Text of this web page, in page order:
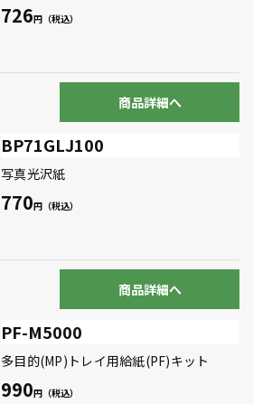
726
商品詳細へ
BP71GLJ100
写真光沢紙
770
商品詳細へ
PF-M5000
多目的(MP)トレイ用給紙(PF)キット
990